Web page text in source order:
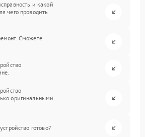
и какой
чего проводить
Сможете
оригинальными
готово?